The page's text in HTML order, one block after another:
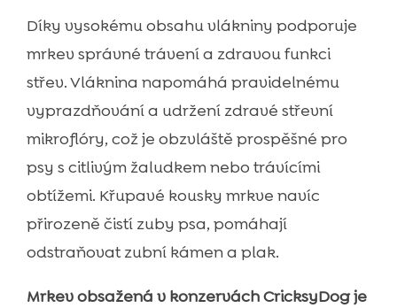
Díky vysokému obsahu vlákniny podporuje
mrkev správné trávení a zdravou funkci
střev. Vláknina napomáhá pravidelnému
vyprazdňování a udržení zdravé střevní
mikroflóry, což je obzvláště prospěšné pro
psy s citlivým žaludkem nebo trávícími
obtížemi. Křupavé kousky mrkve navíc
přirozeně čistí zuby psa, pomáhají
odstraňovat zubní kámen a plak.
Mrkev obsažená v konzervách CricksyDog je